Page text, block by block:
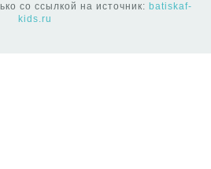
со ссылкой на источник: batiskaf-
kids.ru